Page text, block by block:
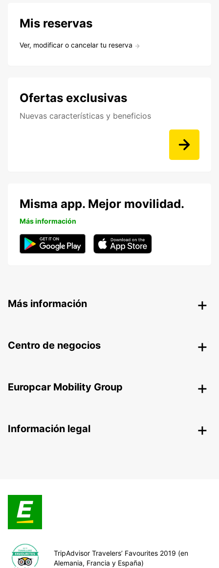
Mis reservas
Ver, modificar o cancelar tu reserva
Ofertas exclusivas
Nuevas características y beneficios
Misma app. Mejor movilidad.
Más información
Más información
Centro de negocios
Europcar Mobility Group
Información legal
TripAdvisor Travelers’ Favourites 2019 (en
Alemania, Francia y España)